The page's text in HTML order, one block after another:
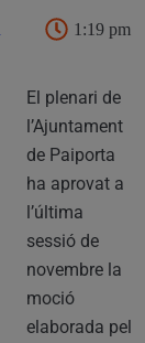
1:19 pm
El plenari de
l’Ajuntament
de Paiporta
ha aprovat a
l’última
sessió de
novembre la
moció
elaborada pel